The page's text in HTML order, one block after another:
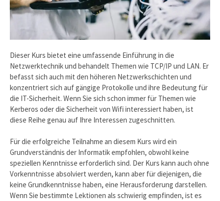
Dieser Kurs bietet eine umfassende Einführung in die
Netzwerktechnik und behandelt Themen wie TCP/IP und LAN. Er
befasst sich auch mit den höheren Netzwerkschichten und
konzentriert sich auf gängige Protokolle und ihre Bedeutung für
die IT-Sicherheit. Wenn Sie sich schon immer für Themen wie
Kerberos oder die Sicherheit von Wifi interessiert haben, ist
diese Reihe genau auf Ihre Interessen zugeschnitten.
Für die erfolgreiche Teilnahme an diesem Kurs wird ein
Grundverständnis der Informatik empfohlen, obwohl keine
speziellen Kenntnisse erforderlich sind. Der Kurs kann auch ohne
Vorkenntnisse absolviert werden, kann aber für diejenigen, die
keine Grundkenntnisse haben, eine Herausforderung darstellen.
Wenn Sie bestimmte Lektionen als schwierig empfinden, ist es